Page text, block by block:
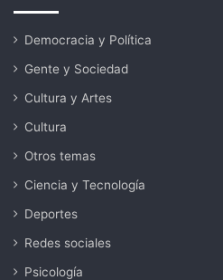
Democracia y Política
Gente y Sociedad
Cultura y Artes
Cultura
Otros temas
Ciencia y Tecnología
Deportes
Redes sociales
Psicología